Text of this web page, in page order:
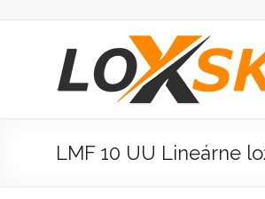
Loxsk
predaj
LMF 10 UU Lineárne